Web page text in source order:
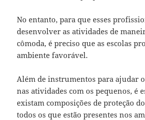
No entanto, para que esses
desenvolver as atividades de
cômoda, é preciso que as escolas
ambiente favorável.
Além de instrumentos para ajudar
nas atividades com os pequenos, é
existam composições de proteção
todos os que estão presentes nos